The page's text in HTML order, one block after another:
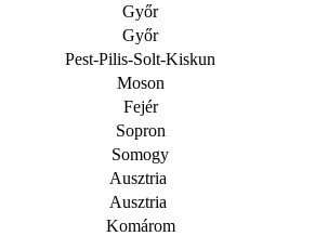
Győr
Győr
Pest-Pilis-Solt-Kiskun
Moson
Fejér
Sopron
Somogy
Ausztria
Ausztria
Komárom